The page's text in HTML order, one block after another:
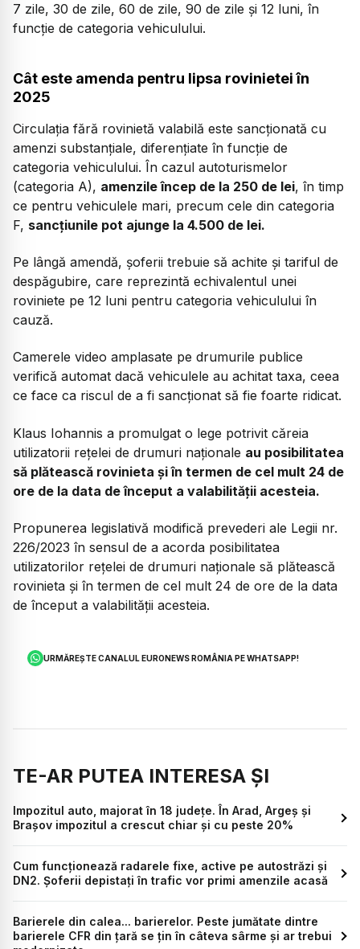
7 zile, 30 de zile, 60 de zile, 90 de zile și 12 luni, în
funcție de categoria vehiculului.
Cât este amenda pentru lipsa rovinietei în
2025
Circulația fără rovinietă valabilă este sancționată cu
amenzi substanțiale, diferențiate în funcție de
categoria vehiculului. În cazul autoturismelor
(categoria A), amenzile încep de la 250 de lei, în timp
ce pentru vehiculele mari, precum cele din categoria
F, sancțiunile pot ajunge la 4.500 de lei.
Pe lângă amendă, șoferii trebuie să achite și tariful de
despăgubire, care reprezintă echivalentul unei
roviniete pe 12 luni pentru categoria vehiculului în
cauză.
Camerele video amplasate pe drumurile publice
verifică automat dacă vehiculele au achitat taxa, ceea
ce face ca riscul de a fi sancționat să fie foarte ridicat.
Klaus Iohannis a promulgat o lege potrivit căreia
utilizatorii reţelei de drumuri naţionale au posibilitatea
să plătească rovinieta şi în termen de cel mult 24 de
ore de la data de început a valabilităţii acesteia.
Propunerea legislativă modifică prevederi ale Legii nr.
226/2023 în sensul de a acorda posibilitatea
utilizatorilor reţelei de drumuri naţionale să plătească
rovinieta şi în termen de cel mult 24 de ore de la data
de început a valabilităţii acesteia.
URMĂREȘTE CANALUL EURONEWS ROMÂNIA PE WHATSAPP!
TE-AR PUTEA INTERESA ȘI
Impozitul auto, majorat în 18 județe. În Arad, Argeș și
Brașov impozitul a crescut chiar și cu peste 20%
Cum funcționează radarele fixe, active pe autostrăzi și
DN2. Șoferii depistați în trafic vor primi amenzile acasă
Barierele din calea... barierelor. Peste jumătate dintre
barierele CFR din țară se țin în câteva sârme și ar trebui